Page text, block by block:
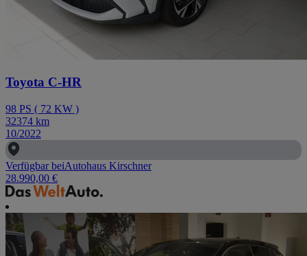
Toyota C-HR
98 PS ( 72 KW )
32374 km
10/2022
Verfügbar beiAutohaus Kirschner
28.990,00 €